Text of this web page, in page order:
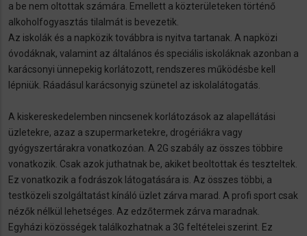
a be nem oltottak számára. Emellett a közterületeken történő
alkoholfogyasztás tilalmát is bevezetik.
Az iskolák és a napközik továbbra is nyitva tartanak. A napközi
óvodáknak, valamint az általános és speciális iskoláknak azonban a
karácsonyi ünnepekig korlátozott, rendszeres működésbe kell
lépniük. Ráadásul karácsonyig szünetel az iskolalátogatás.
A kiskereskedelemben nincsenek korlátozások az alapellátási
üzletekre, azaz a szupermarketekre, drogériákra vagy
gyógyszertárakra vonatkozóan. A 2G szabály az összes többire
vonatkozik. Csak azok juthatnak be, akiket beoltottak és teszteltek.
Ez vonatkozik a fodrászok látogatására is. Az összes többi, a
testközeli szolgáltatást kínáló üzlet zárva marad. A profi sport csak
nézők nélkül lehetséges. Az edzőtermek zárva maradnak.
Egyházi közösségek találkozhatnak a 3G feltételei szerint. Ez